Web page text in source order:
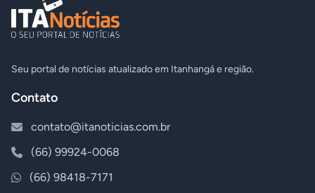
Seu portal de notícias atualizado em Itanhangá e região.
Contato
contato@itanoticias.com.br
(66) 99924-0068
(66) 98418-7171